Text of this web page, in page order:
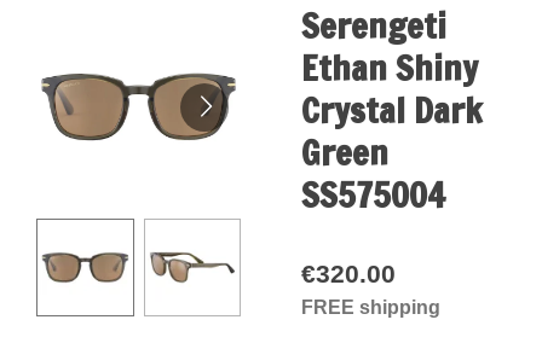
Serengeti
Ethan Shiny
Crystal Dark
Green
SS575004
€320.00
FREE shipping